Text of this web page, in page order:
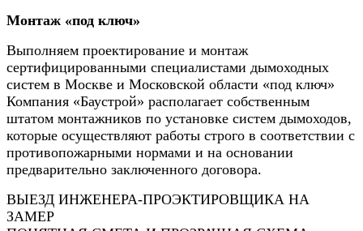
Монтаж «под ключ»
Выполняем проектирование и монтаж
сертифицированными специалистами дымоходных
систем в Москве и Московской области «под ключ»
Компания «Баустрой» располагает собственным
штатом монтажников по установке систем дымоходов,
которые осуществляют работы строго в соответствии с
противопожарными нормами и на основании
предварительно заключенного договора.
ВЫЕЗД ИНЖЕНЕРА-ПРОЭКТИРОВЩИКА НА
ЗАМЕР